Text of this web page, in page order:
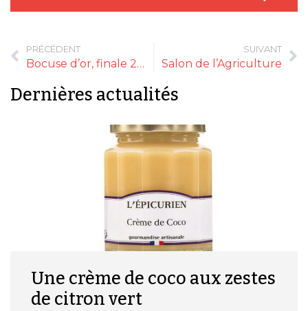
PRÉCÉDENT
Bocuse d’or, finale 2019
SUIVANT
Salon de l’Agriculture
Dernières actualités
Une crème de coco aux zestes
de citron vert